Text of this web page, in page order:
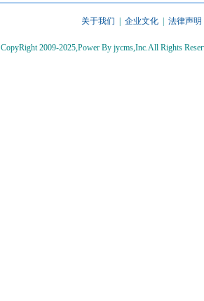
关于我们 | 企业文化 | 法律声明
CopyRight 2009-2025,Power By jycms,Inc.All Rights